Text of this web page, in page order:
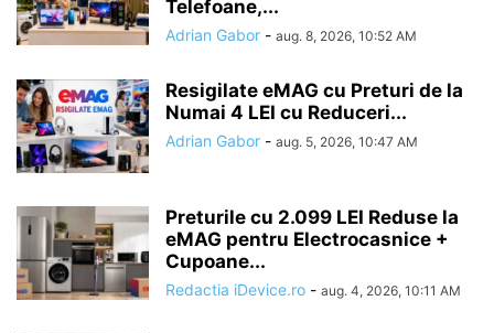
Telefoane,...
Adrian Gabor - aug. 8, 2026, 10:52 AM
Resigilate eMAG cu Preturi de la
Numai 4 LEI cu Reduceri...
Adrian Gabor - aug. 5, 2026, 10:47 AM
Preturile cu 2.099 LEI Reduse la
eMAG pentru Electrocasnice +
Cupoane...
Redactia iDevice.ro - aug. 4, 2026, 10:11 AM